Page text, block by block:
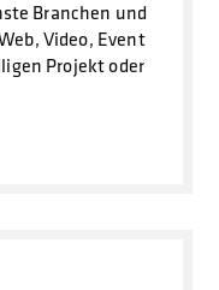
Branchen und
Video, Event
Projekt oder